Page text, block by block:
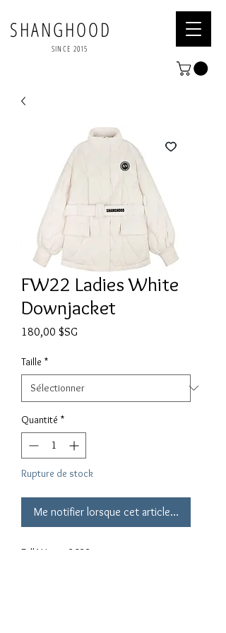
SHANGHOOD
SINCE 2015
FW22 Ladies White
Downjacket
180,00 $SG
Taille *
Quantité *
Rupture de stock
Me notifier lorsque cet article est
Fall Winter 2022